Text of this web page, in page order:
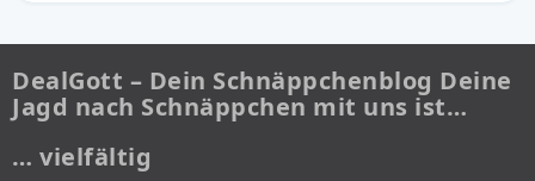
DealGott – Dein Schnäppchenblog Deine
Jagd nach Schnäppchen mit uns ist…
… vielfältig